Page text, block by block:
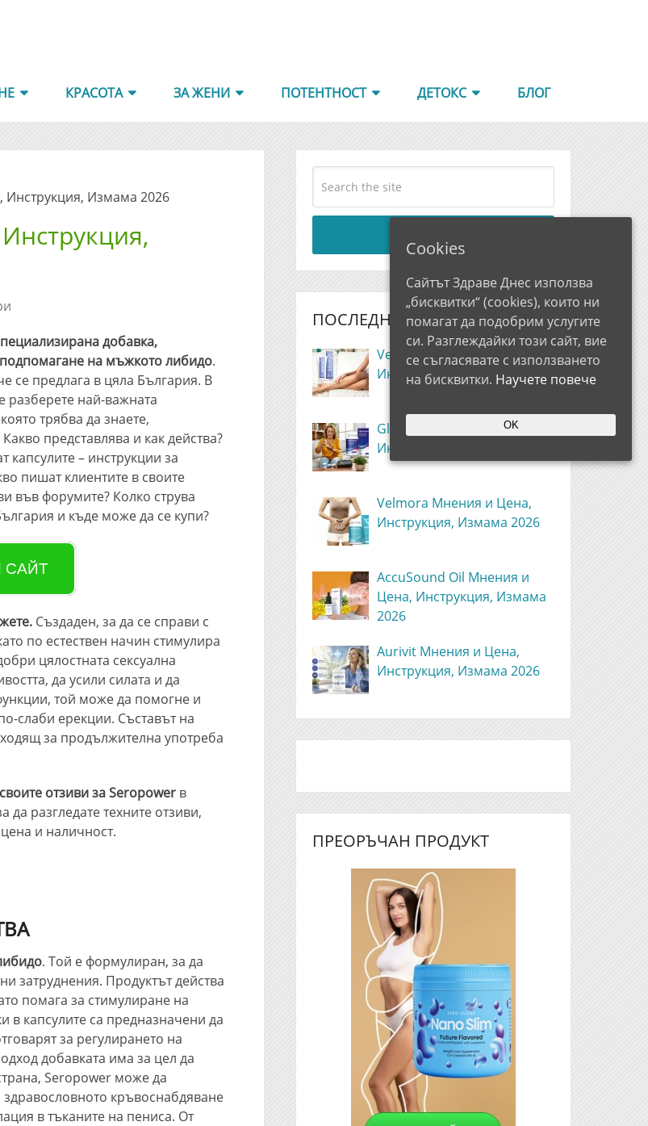
КРАСОТА ЗА ЖЕНИ ПОТЕНТНОСТ ДЕТОКС БЛОГ
Измама 2026
добавка,
на мъжкото либидо.
се предлага в цяла България. В
разберете най-важната
трябва да знаете,
представлява и как действа?
капсулите – инструкции за
пишат клиентите в своите
във форумите? Колко струва
и къде може да се купи?
САЙТ
Създаден, за да се справи с
по естествен начин стимулира
цялостната сексуална
да усили силата и да
той може да помогне и
слаби ерекции. Съставът на
за продължителна употреба
отзиви за Seropower в
разгледате техните отзиви,
и наличност.
. Той е формулиран, за да
затруднения. Продуктът действа
помага за стимулиране на
в капсулите са предназначени да
за регулирането на
добавката има за цел да
Seropower може да
кръвоснабдяване
в тъканите на пениса. От
ПОСЛЕДНИ РЕВЮТА
Vezolax Мнения и Цена,
Инструкция, Измама 2026
Glyvonorm Мнения и Цена,
Инструкция, Измама 2026
Velmora Мнения и Цена,
Инструкция, Измама 2026
AccuSound Oil Мнения и
Цена, Инструкция, Измама
2026
Aurivit Мнения и Цена,
Инструкция, Измама 2026
ПРЕОРЪЧАН ПРОДУКТ
Cookies
Сайтът Здраве Днес използва
„бисквитки“ (cookies), които ни
помагат да подобрим услугите
си. Разглеждайки този сайт, вие
се съгласявате с използването
на бисквитки. Научете повече
OK